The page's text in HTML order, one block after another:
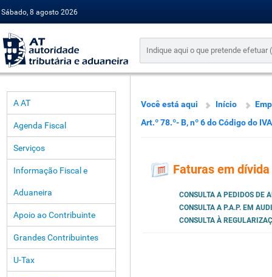
Sábado, 8 agosto 2026
A AT
Agenda Fiscal
Serviços
Informação Fiscal e
Aduaneira
Apoio ao Contribuinte
Grandes Contribuintes
U-Tax
Você está aqui Início
Art.º 78.º- B, nº 6 do Código do IVA
Faturas em
CONSULTA A PEDIDOS DE
CONSULTA A P.A.P. EM
CONSULTA À